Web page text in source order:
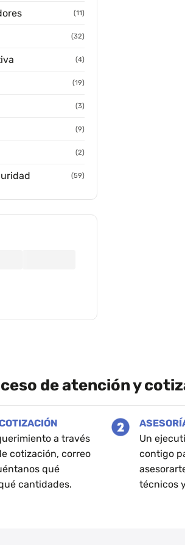
(11)
(32)
(4)
(19)
(3)
(9)
(2)
(59)
de atención y
a través
cotización, correo
qué
cantidades.
Un
contigo
técnicos